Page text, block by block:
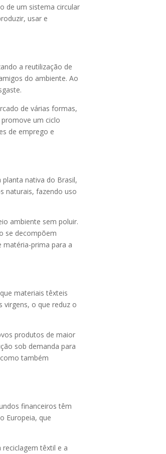
de um sistema circular
usar e
a reutilização de
do ambiente. Ao
de várias formas,
um ciclo
de emprego e
nativa do Brasil,
naturais, fazendo uso
ambiente sem poluir.
se decompõem
matéria-prima para a
materiais têxteis
virgens, o que reduz o
produtos de maior
sob demanda para
também
financeiros têm
Europeia, que
têxtil e a